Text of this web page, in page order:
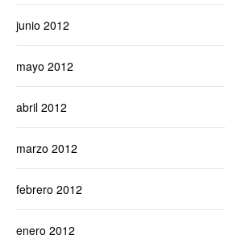
junio 2012
mayo 2012
abril 2012
marzo 2012
febrero 2012
enero 2012